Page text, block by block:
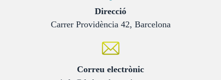
Direcció:
Carrer Providència 42, Barcelona
Correu electrònic: